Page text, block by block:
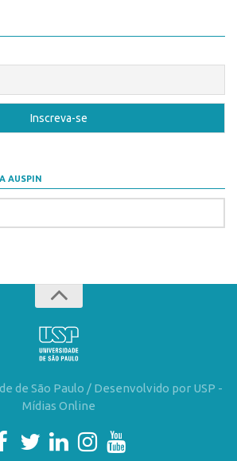
USP
Inter-USP
Empreendedorismo
AUSPIN
de São Paulo / Desenvolvido por USP -
Mídias Online